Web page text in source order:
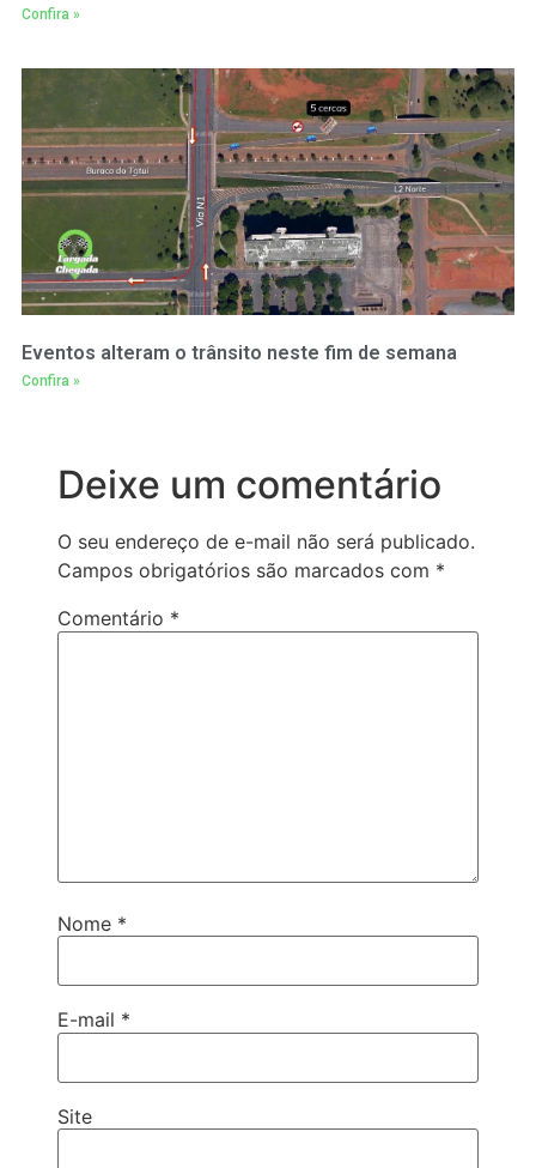
Confira »
Eventos alteram o trânsito neste fim de semana
Confira »
Deixe um comentário
O seu endereço de e-mail não será publicado.
Campos obrigatórios são marcados com *
Comentário *
Nome *
E-mail *
Site